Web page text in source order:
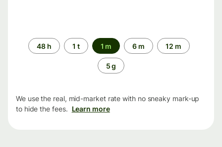
Time
period
48 h 1 t 1 m 6 m 12 m
5 g
We use the real, mid-market rate with no sneaky mark-up
to hide the fees. Learn more